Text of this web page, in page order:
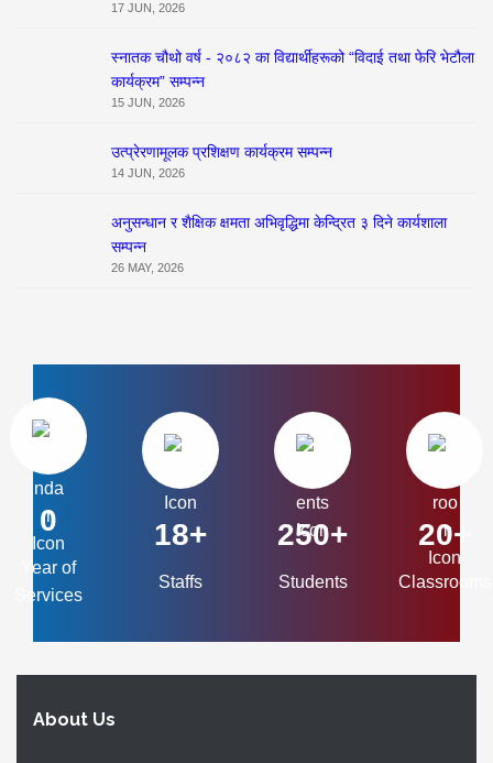
17 JUN, 2026
स्नातक चौथो वर्ष - २०८२ का विद्यार्थीहरूको “विदाई तथा फेरि भेटौला
कार्यक्रम” सम्पन्न
15 JUN, 2026
उत्प्रेरणामूलक प्रशिक्षण कार्यक्रम सम्पन्न
14 JUN, 2026
अनुसन्धान र शैक्षिक क्षमता अभिवृद्धिमा केन्द्रित ३ दिने कार्यशाला
सम्पन्न
26 MAY, 2026
0
Year of
Services
18+
Staffs
250+
Students
20+
Classrooms
About Us